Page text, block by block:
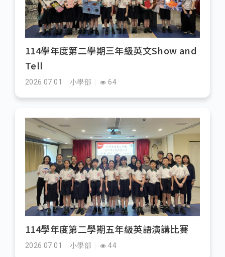
114學年度第二學期三年級英文Show and
Tell
2026.07.01 小學部 64
114學年度第二學期五年級英語演講比賽
2026.07.01 小學部 44